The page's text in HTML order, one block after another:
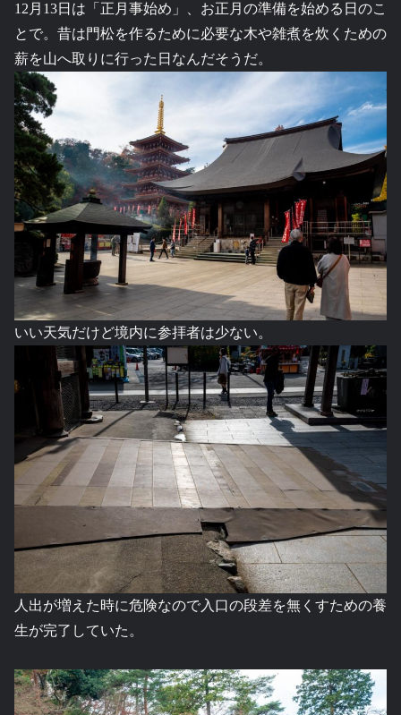
12月13日は「正月事始め」、お正月の準備を始める日のこ
とで。昔は門松を作るために必要な木や雑煮を炊くための
薪を山へ取りに行った日なんだそうだ。
いい天気だけど境内に参拝者は少ない。
人出が増えた時に危険なので入口の段差を無くすための養
生が完了していた。